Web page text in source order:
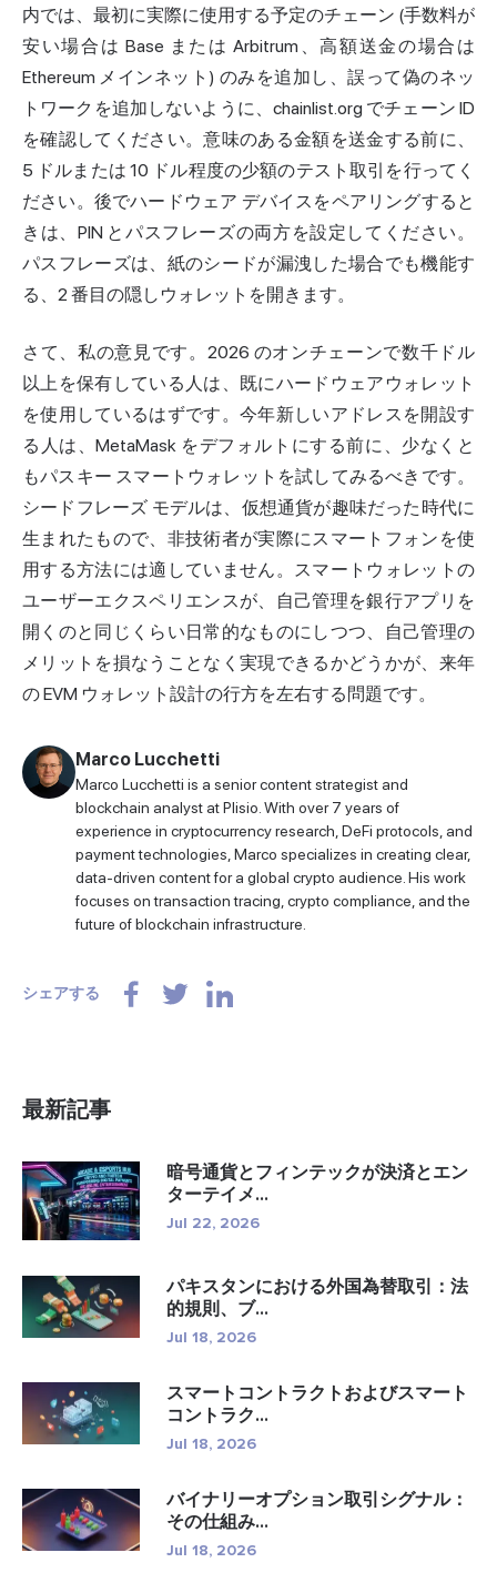
内では、最初に実際に使用する予定のチェーン (手数料が
安い場合は Base または Arbitrum、高額送金の場合は
Ethereum メインネット) のみを追加し、誤って偽のネッ
トワークを追加しないように、chainlist.org でチェーン ID
を確認してください。意味のある金額を送金する前に、
5 ドルまたは 10 ドル程度の少額のテスト取引を行ってく
ださい。後でハードウェア デバイスをペアリングすると
きは、PIN とパスフレーズの両方を設定してください。
パスフレーズは、紙のシードが漏洩した場合でも機能す
る、2 番目の隠しウォレットを開きます。
さて、私の意見です。2026 のオンチェーンで数千ドル
以上を保有している人は、既にハードウェアウォレット
を使用しているはずです。今年新しいアドレスを開設す
る人は、MetaMask をデフォルトにする前に、少なくと
もパスキー スマートウォレットを試してみるべきです。
シードフレーズ モデルは、仮想通貨が趣味だった時代に
生まれたもので、非技術者が実際にスマートフォンを使
用する方法には適していません。スマートウォレットの
ユーザーエクスペリエンスが、自己管理を銀行アプリを
開くのと同じくらい日常的なものにしつつ、自己管理の
メリットを損なうことなく実現できるかどうかが、来年
の EVM ウォレット設計の行方を左右する問題です。
Marco Lucchetti
Marco Lucchetti is a senior content strategist and
blockchain analyst at Plisio. With over 7 years of
experience in cryptocurrency research, DeFi protocols, and
payment technologies, Marco specializes in creating clear,
data-driven content for a global crypto audience. His work
focuses on transaction tracing, crypto compliance, and the
future of blockchain infrastructure.
シェアする
最新記事
暗号通貨とフィンテックが決済とエン
ターテイメ...
Jul 22, 2026
パキスタンにおける外国為替取引：法
的規則、ブ...
Jul 18, 2026
スマートコントラクトおよびスマート
コントラク...
Jul 18, 2026
バイナリーオプション取引シグナル：
その仕組み...
Jul 18, 2026